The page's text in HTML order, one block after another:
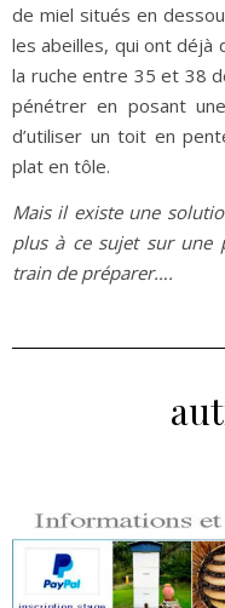
de miel situés en
les abeilles, qui ont déjà
la ruche entre 35 et 38
pénétrer en posant
d’utiliser un toit en
plat en tôle.
Mais il existe une
plus à ce sujet sur une
train de préparer….